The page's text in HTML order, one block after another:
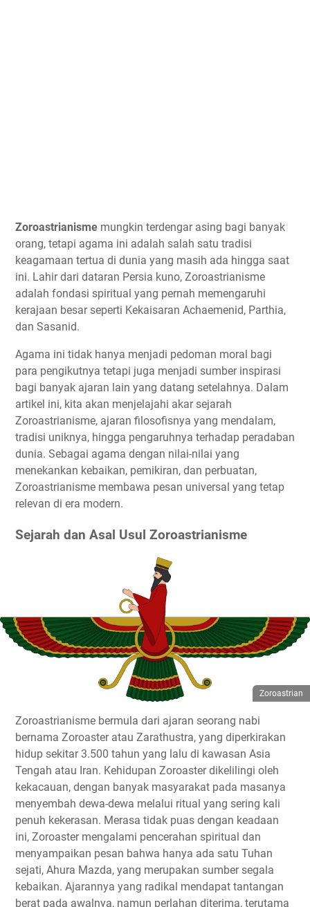
Zoroastrianisme mungkin terdengar asing bagi banyak
orang, tetapi agama ini adalah salah satu tradisi
keagamaan tertua di dunia yang masih ada hingga saat
ini. Lahir dari dataran Persia kuno, Zoroastrianisme
adalah fondasi spiritual yang pernah memengaruhi
kerajaan besar seperti Kekaisaran Achaemenid, Parthia,
dan Sasanid.
Agama ini tidak hanya menjadi pedoman moral bagi
para pengikutnya tetapi juga menjadi sumber inspirasi
bagi banyak ajaran lain yang datang setelahnya. Dalam
artikel ini, kita akan menjelajahi akar sejarah
Zoroastrianisme, ajaran filosofisnya yang mendalam,
tradisi uniknya, hingga pengaruhnya terhadap peradaban
dunia. Sebagai agama dengan nilai-nilai yang
menekankan kebaikan, pemikiran, dan perbuatan,
Zoroastrianisme membawa pesan universal yang tetap
relevan di era modern.
Sejarah dan Asal Usul Zoroastrianisme
Zoroastrian
Zoroastrianisme bermula dari ajaran seorang nabi
bernama Zoroaster atau Zarathustra, yang diperkirakan
hidup sekitar 3.500 tahun yang lalu di kawasan Asia
Tengah atau Iran. Kehidupan Zoroaster dikelilingi oleh
kekacauan, dengan banyak masyarakat pada masanya
menyembah dewa-dewa melalui ritual yang sering kali
penuh kekerasan. Merasa tidak puas dengan keadaan
ini, Zoroaster mengalami pencerahan spiritual dan
menyampaikan pesan bahwa hanya ada satu Tuhan
sejati, Ahura Mazda, yang merupakan sumber segala
kebaikan. Ajarannya yang radikal mendapat tantangan
berat pada awalnya, namun perlahan diterima, terutama